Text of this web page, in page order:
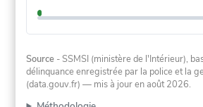
Source - SSMSI (ministère de l'Intérieur),
délinquance enregistrée par la police et la
(data.gouv.fr) — mis à jour en août 2026.